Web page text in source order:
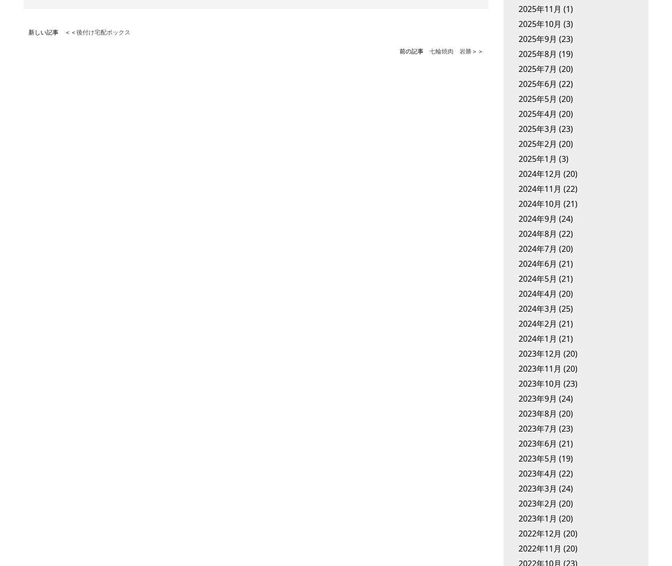
新しい記事 ＜＜後付け宅配ボックス
前の記事 七輪焼肉 岩勝 ＞＞
2025年11月 (1)
2025年10月 (3)
2025年9月 (23)
2025年8月 (19)
2025年7月 (20)
2025年6月 (22)
2025年5月 (20)
2025年4月 (20)
2025年3月 (23)
2025年2月 (20)
2025年1月 (3)
2024年12月 (20)
2024年11月 (22)
2024年10月 (21)
2024年9月 (24)
2024年8月 (22)
2024年7月 (20)
2024年6月 (21)
2024年5月 (21)
2024年4月 (20)
2024年3月 (25)
2024年2月 (21)
2024年1月 (21)
2023年12月 (20)
2023年11月 (20)
2023年10月 (23)
2023年9月 (24)
2023年8月 (20)
2023年7月 (23)
2023年6月 (21)
2023年5月 (19)
2023年4月 (22)
2023年3月 (24)
2023年2月 (20)
2023年1月 (20)
2022年12月 (20)
2022年11月 (20)
2022年10月 (23)